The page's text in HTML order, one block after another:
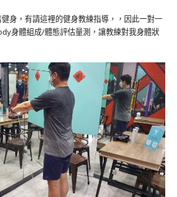
身，有請這裡的健身教練指導，，因此一對一
身體組成/體態評估量測，讓教練對我身體狀